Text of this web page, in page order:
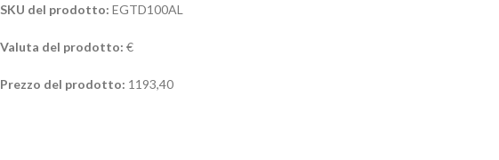
SKU del prodotto: EGTD100AL
Valuta del prodotto: €
Prezzo del prodotto: 1193,40